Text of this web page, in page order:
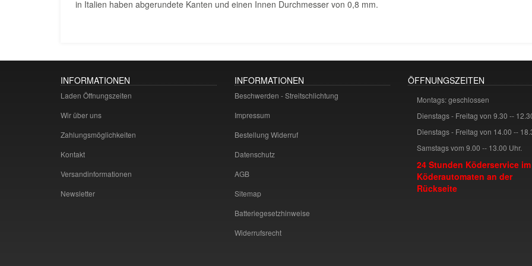
in Italien haben abgerundete Kanten und einen Innen Durchmesser von 0,8 mm.
INFORMATIONEN
Laden Öffnungszeiten
Wir über uns
Zahlungsmöglichkeiten
Kontakt
Versandinformationen
Newsletter
INFORMATIONEN
Beschwerden - Streitschlichtung
Impressum
Bestellung Widerruf
Datenschutz
AGB
Sitemap
Batteriegesetzhinweise
Widerrufsrecht
ÖFFNUNGSZEITEN
Montags: geschlossen
Dienstags - Freitag von 9.30 --
Dienstags - Freitag von 14.00 --
Samstags vom 9.00 -- 13.00 Uhr.
24 Stunden Köderservice im
Köderautomaten an der
Rückseite